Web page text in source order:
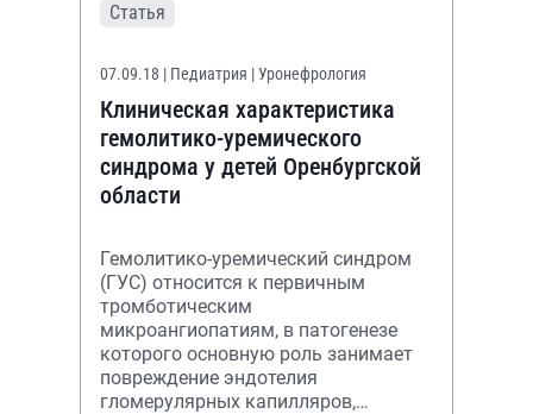
Статья
07.09.18 | Педиатрия | Уронефрология
Клиническая характеристика
гемолитико-уремического
синдрома у детей Оренбургской
области
Гемолитико-уремический синдром
(ГУС) относится к первичным
тромботическим
микроангиопатиям, в патогенезе
которого основную роль занимает
повреждение эндотелия
гломерулярных капилляров,